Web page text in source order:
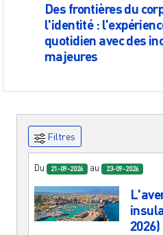
Des frontières du
l'identité :
quotidien avec des
majeures
Filtres
Du 21-09-2026 au 23-09-2026
2026)